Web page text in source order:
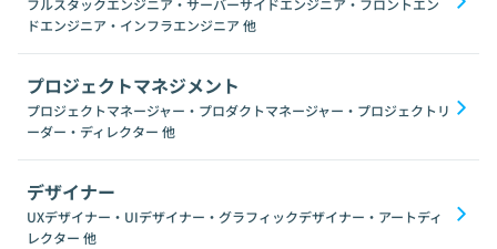
フルスタックエンジニア・サーバーサイドエンジニア・フロントエン
ドエンジニア・インフラエンジニア 他
プロジェクトマネジメント
プロジェクトマネージャー・プロダクトマネージャー・プロジェクトリ
ーダー・ディレクター 他
デザイナー
UXデザイナー・UIデザイナー・グラフィックデザイナー・アートディ
レクター 他